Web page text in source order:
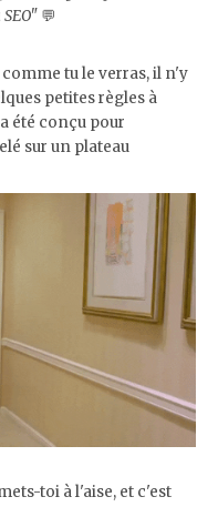
💬
tu le verras, il n'y
petites règles à
été conçu pour
sur un plateau
toi à l'aise, et c'est